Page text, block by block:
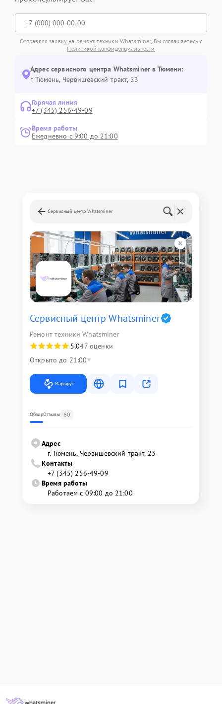
Отправляя заявку на ремонт техники Whatsminer, Вы соглашаетесь с
Политикой конфиденциальности
Адрес сервисного центра Whatsminer в Тюмени:
г. Тюмень, ​Червишевский тракт, 23
Горячая линия
+7 (345) 256-49-09
Время работы
Ежедневно с 9:00 до 21:00
Сервисный центр Whatsminer
Сервисный центр Whatsminer
Ремонт техники Whatsminer
5,047 оценки
Открыто до 21:00
Маршрут
ОбзорОтзывы 60
Адрес
г. Тюмень, ​Червишевский тракт, 23
Контакты
+7 (345) 256-49-09
Время работы
Работаем с 09:00 до 21:00